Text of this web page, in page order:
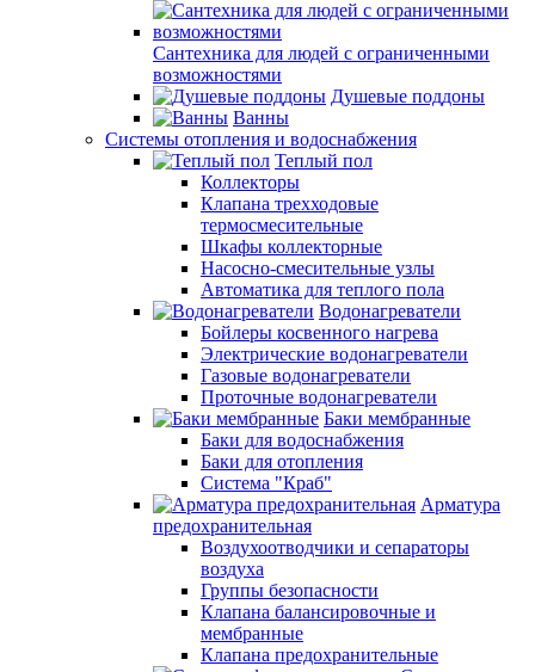
Сантехника для людей с ограниченными
возможностями
Душевые поддоны
Ванны
Системы отопления и водоснабжения
Теплый пол
Коллекторы
Клапана трехходовые
термосмесительные
Шкафы коллекторные
Насосно-смесительные узлы
Автоматика для теплого пола
Водонагреватели
Бойлеры косвенного нагрева
Электрические водонагреватели
Газовые водонагреватели
Проточные водонагреватели
Баки мембранные
Баки для водоснабжения
Баки для отопления
Система "Краб"
Арматура
предохранительная
Воздухоотводчики и сепараторы
воздуха
Группы безопасности
Клапана балансировочные и
мембранные
Клапана предохранительные